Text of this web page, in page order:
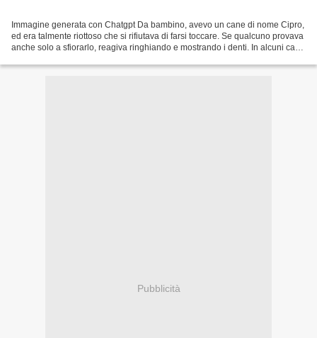
Immagine generata con Chatgpt Da bambino, avevo un cane di nome Cipro,
ed era talmente riottoso che si rifiutava di farsi toccare. Se qualcuno provava
anche solo a sfiorarlo, reagiva ringhiando e mostrando i denti. In alcuni casi
Pubblicità